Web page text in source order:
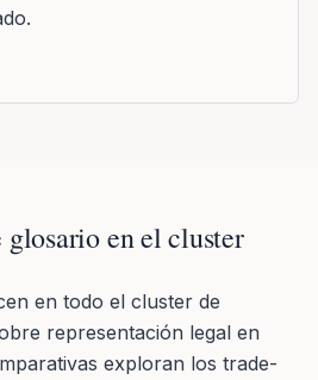
glosario en el cluster
en todo el cluster de
representación legal en
exploran los trade-